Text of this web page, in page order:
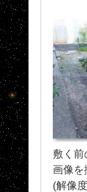
敷く前
画像
(解像